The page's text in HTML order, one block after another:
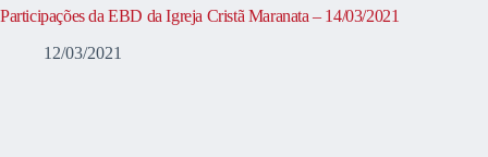
Participações da EBD da Igreja Cristã Maranata – 14/03/2021
12/03/2021